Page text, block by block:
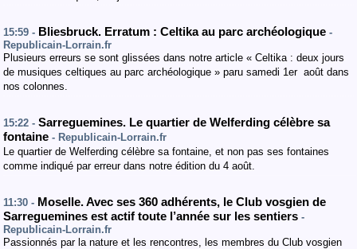
15:59 - Bliesbruck. Erratum : Celtika au parc archéologique -
Republicain-Lorrain.fr
Plusieurs erreurs se sont glissées dans notre article « Celtika : deux jours
de musiques celtiques au parc archéologique » paru samedi 1er août dans
nos colonnes.
15:22 - Sarreguemines. Le quartier de Welferding célèbre sa
fontaine - Republicain-Lorrain.fr
Le quartier de Welferding célèbre sa fontaine, et non pas ses fontaines
comme indiqué par erreur dans notre édition du 4 août.
11:30 - Moselle. Avec ses 360 adhérents, le Club vosgien de
Sarreguemines est actif toute l’année sur les sentiers -
Republicain-Lorrain.fr
Passionnés par la nature et les rencontres, les membres du Club vosgien